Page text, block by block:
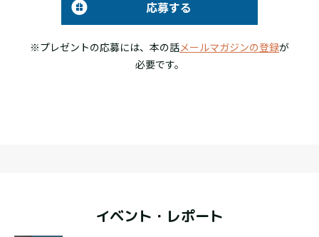
応募する
※プレゼントの応募には、本の話メールマガジンの登録が
必要です。
イベント・レポート